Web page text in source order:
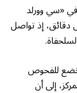
«سي وورلد
دقائق، إذ تواصل
للفحوص
إلى أن